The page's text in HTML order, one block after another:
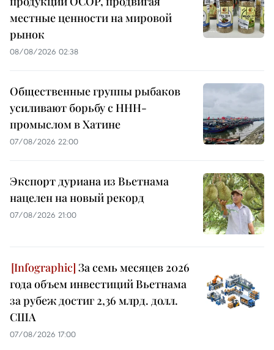
местные ценности на мировой
рынок
08/08/2026 02:38
Общественные группы рыбаков
усиливают борьбу с ННН-
промыслом в Хатине
07/08/2026 22:00
Экспорт дуриана из Вьетнама
нацелен на новый рекорд
07/08/2026 21:00
За семь месяцев 2026
года объем инвестиций Вьетнама
за рубеж достиг 2,36 млрд. долл.
США
07/08/2026 17:00